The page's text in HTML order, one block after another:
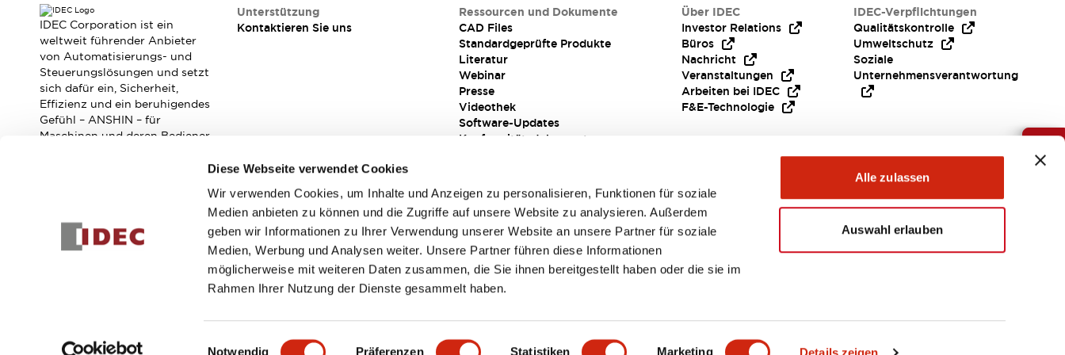
Diese Webseite verwendet Cookies
Wir verwenden Cookies, um Inhalte und Anzeigen zu personalisieren, Funktionen für soziale
Medien anbieten zu können und die Zugriffe auf unsere Website zu analysieren. Außerdem
geben wir Informationen zu Ihrer Verwendung unserer Website an unsere Partner für soziale
Medien, Werbung und Analysen weiter. Unsere Partner führen diese Informationen
möglicherweise mit weiteren Daten zusammen, die Sie ihnen bereitgestellt haben oder die sie im
Rahmen Ihrer Nutzung der Dienste gesammelt haben.
Einwilligungsauswahl
Notwendig Präferenzen Statistiken Marketing Details zeigen
Alle zulassen
Auswahl erlauben
Sicherheitslösungen
IDEC-Sicherheitskonzept
Kollaborative Sicherheit (Sicherheit 2.0)
Sicherheitsrelevante Gesetze und Normen
Sicherheitsausrüstung-Kurs
Entdecken Sie alles
Entdecken Sie alles
Software-Updates
Brauche Hilfe ?
IDEC Corporation ist ein
weltweit führender Anbieter
von Automatisierungs- und
Steuerungslösungen und setzt
sich dafür ein, Sicherheit,
Effizienz und ein beruhigendes
Gefühl – ANSHIN – für
Maschinen und deren Bediener
Unterstützung
Kontaktieren Sie uns
Ressourcen und Dokumente
CAD Files
Standardgeprüfte Produkte
Literatur
Webinar
Presse
Videothek
Software-Updates
Konformitätsdokumente
Über IDEC
Investor Relations
Büros
Nachricht
Veranstaltungen
Arbeiten bei IDEC
F&E-Technologie
IDEC-Verpflichtungen
Qualitätskontrolle
Umweltschutz
Soziale
Unternehmensverantwortung
Abonnieren Sie unseren Newsletter!
Registrieren
DatenschutzrichtlinieGeschäftsbedingungen EMEA